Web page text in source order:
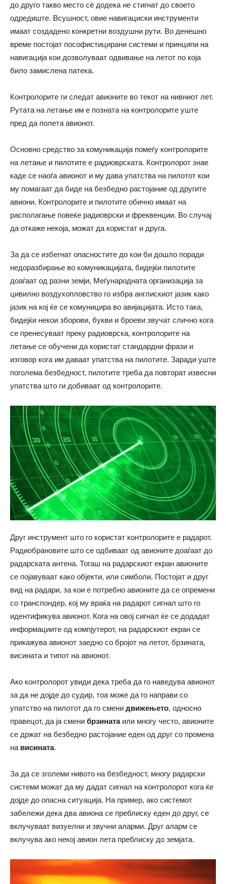
до друго такво место сѐ додека не стигнат до своето
одредиште. Всушност, овие навигациски инструменти
имаат создадено конкретни воздушни рути. Во денешно
време постојат пософистицирани системи и принципи на
навигација кои дозволуваат одвивање на летот по која
било замислена патека.
Контролорите ги следат авионите во текот на нивниот лет.
Рутата на летање им е позната на контролорите уште
пред да полета авионот.
Основно средство за комуникација помеѓу контролорите
на летање и пилотите е радиоврската. Контролорот знае
каде се наоѓа авионот и му дава упатства на пилотот кои
му помагаат да биде на безбедно растојание од другите
авиони. Контролорите и пилотите обично имаат на
располагање повеќе радиоврски и фреквенции. Во случај
да откаже некоја, можат да користат и друга.
За да се избегнат опасностите до кои би дошло поради
недоразбирање во комуникацијата, бидејќи пилотите
доаѓаат од разни земји, Меѓународната организација за
цивилно воздухопловство го избра англискиот јазик како
јазик на кој ќе се комуницира во авијацијата. Исто така,
бидејќи некои зборови, букви и броеви звучат слично кога
се пренесуваат преку радиоврска, контролорите на
летање се обучени да користат стандардни фрази и
изговор кога им даваат упатства на пилотите. Заради уште
поголема безбедност, пилотите треба да повторат извесни
упатства што ги добиваат од контролорите.
Друг инструмент што го користат контролорите е радарот.
Радиобрановите што се одбиваат од авионите доаѓаат до
радарската антена. Тогаш на радарскиот екран авионите
се појавуваат како објекти, или симболи. Постојат и друг
вид на радари, за кои е потребно авионите да се опремени
со транспондер, кој му враќа на радарот сигнал што го
идентификува авионот. Кога на овој сигнал ќе се додадат
информациите од компјутерот, на радарскиот екран се
прикажува авионот заедно со бројот на летот, брзината,
висината и типот на авионот.
Ако контролорот увиди дека треба да го наведува авионот
за да не дојде до судир, тоа може да го направи со
упатство на пилотот да го смени движењето, односно
правецот, да ја смени брзинатаили многу често, авионите
се држат на безбедно растојание еден од друг со промена
на висината.
За да се зголеми нивото на безбедност, многу радарски
системи можат да му дадат сигнал на контролорот кога ќе
дојде до опасна ситуација. На пример, ако системот
забележи дека два авиона се преблиску еден до друг, се
вклучуваат визуелни и звучни аларми. Друг аларм се
вклучува ако некој авион лета преблиску до земјата.